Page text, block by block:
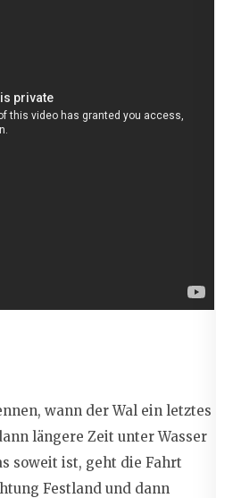
wann der Wal ein letztes
längere Zeit unter Wasser
soweit ist, geht die Fahrt
Festland und dann